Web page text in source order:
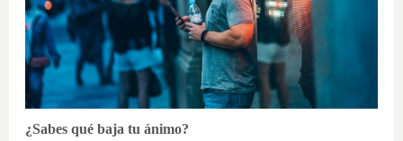
¿Sabes qué baja tu ánimo?